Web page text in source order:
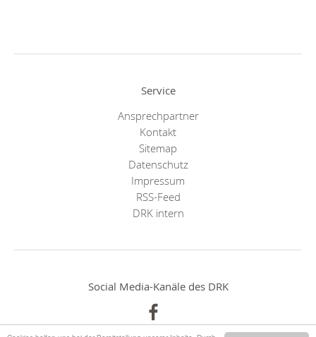
Service
Ansprechpartner
Kontakt
Sitemap
Datenschutz
Impressum
RSS-Feed
DRK intern
Social Media-Kanäle des DRK